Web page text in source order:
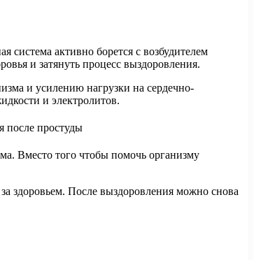
система активно борется с возбудителем
и затянуть процесс выздоровления.
и усилению нагрузки на сердечно-
и электролитов.
Вместо того чтобы помочь организму
здоровьем. После выздоровления можно снова